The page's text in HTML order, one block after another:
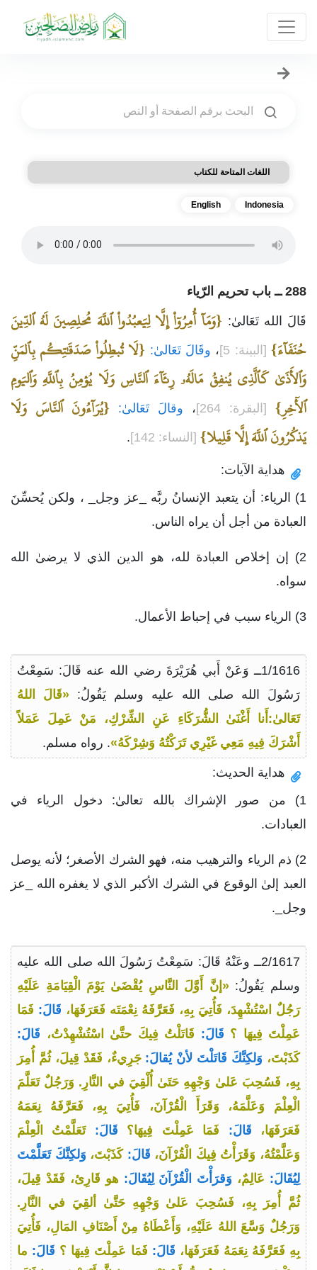
اللغات المتاحة للكتاب
Indonesia
English
288 ــ باب تحريم الرّياء
قَالَ الله تَعَالىٰ: {وَمَآ أُمِرُوٓاْ إِلَّا لِيَعبُدُواْ ٱللَّهَ مُخلِصِينَ لَهُ ٱلدِّينَ
حُنَفَآءَ} [البينة: 5] ، وقَالَ تَعَالىٰ: {لَا تُبطِلُواْ صَدَقَٰتِكُم بِٱلمَنِّ
وَٱلأَذَىٰ كَٱلَّذِي يُنفِقُ مَالَهُۥ رِئَآءَ ٱلنَّاسِ وَلَا يُؤمِنُ بِٱللَّهِ وَٱليَومِ
ٱلأٓخِرِ}
[البقرة: 264] ، وقالَ تَعَالىٰ:
{يُرَآءُونَ ٱلنَّاسَ وَلَا
يَذكُرُونَ ٱللَّهَ إِلَّا قَلِيلا} [النساء: 142] .
هداية الآيات:
1) الرياء: أن يتعبد الإنسانُ ربَّه _عز وجل_ ، ولكن يُحسِّنَ
العبادة من أجل أن يراه الناس.
2) إن إخلاص العبادة لله، هو الدين الذي لا يرضىٰ الله
سواه.
3) الرياء سبب في إحباط الأعمال.
1/1616ــ وَعَنْ أَبي هُرَيْرَةَ رضي الله عنه قَالَ: سَمِعْتُ
رَسُولَ الله صلى الله عليه وسلم يَقُولُ: «قَالَ اللهُ
تَعَالىٰ:أَنا أَغْنَىٰ الشُّرَكَاءِ عَنِ الشِّرْكِ، مَنْ عَمِلَ عَمَلاً
أَشْرَكَ فِيهِ مَعِي غَيْرِي تَرَكْتُهُ وَشِرْكَهُ». رواه مسلم.
هداية الحديث:
1) من صور الإشراك بالله تعالىٰ: دخول الرياء في
العبادات.
2) ذم الرياء والترهيب منه، فهو الشرك الأصغر؛ لأنه يوصل
العبد إلىٰ الوقوع في الشرك الأكبر الذي لا يغفره الله _عز
وجل_.
2/1617ــ وعَنْهُ قَالَ: سَمِعْتُ رَسُولَ الله صلى الله عليه
وسلم يَقُولُ:«إنَّ أَوَّلَ النَّاسِ يُقْضَىٰ يَوْمَ الْقِيَامَةِ عَلَيْهِ
رَجُلٌ اسْتُشْهِدَ، فَأُتِيَ بِهِ، فَعَرَّفَهُ نِعْمَتَه فَعَرَفَهَا، قَالَ: فَمَا
عَمِلْتَ فِيهَا ؟ قَالَ: قَاتَلْتُ فِيكَ حتَّىٰ اسْتُشْهِدْتُ، قَالَ:
كَذَبْتَ، وَلكِنَّكَ قَاتَلْتَ لأنْ يُقالَ: جَرِيءٌ، فَقَدْ قِيلَ، ثُمَّ أُمِرَ
بِهِ، فَسُحِبَ عَلىٰ وَجْهِهِ حَتَىٰ أُلْقِيَ في النَّارِ. وَرَجُلٌ تَعَلَّمَ
الْعِلْمَ وَعَلَّمَهُ، وَقَرَأَ الْقُرْآنَ، فَأُتِيَ بِهِ، فَعَرَّفَهُ نِعَمَهُ
فَعَرَفَهَا، قَالَ: فَمَا عَمِلْتَ فِيهَا؟ قَالَ: تَعَلَّمْتُ الْعِلْمَ
وَعَلَّمْتُهُ، وَقَرَأْتُ فِيكَ الْقُرْآنَ، قَالَ: كَذَبْتَ، وَلكِنَّكَ تَعَلَّمْتَ
لِيُقَالَ: عَالِمٌ، وَقرَأْتَ الْقُرْآنَ لِيُقَالَ: هو قَارِئ، فَقَدْ قِيلَ،
ثُمَّ أُمِرَ بِهِ، فَسُحِبَ عَلىٰ وَجْهِهِ حَتَّىٰ ألقِيَ في النَّارِ.
وَرَجُلٌ وَسَّعَ اللهُ عَلَيْهِ، وَأَعْطَاهُ مِنْ أَصْنَافِ المَالِ، فَأُتِيَ
بِهِ فَعَرَّفَهُ نِعَمَهُ فَعَرَفَهَا، قَالَ: فَمَا عَمِلْتَ فِيهَا ؟ قَالَ: ما